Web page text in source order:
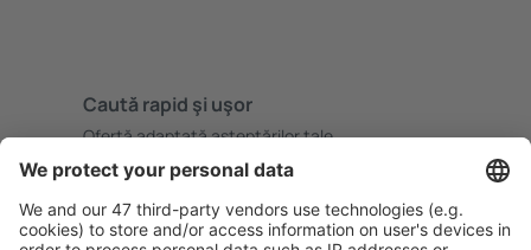
Caută rapid şi uşor
Ofertă adaptată aşteptărilor tale.
Planifică ȋn siguranţă
Rezervare fără griji cu opțiune gratuită de anulare.